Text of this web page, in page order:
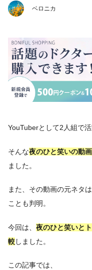
ベロニカ
YouTuberとして2人組で活
そんな夜のひと笑いの動
ました。
また、その動画の元ネタ
ことも判明。
今回は、 夜のひと笑いと
較しました。
この記事では、